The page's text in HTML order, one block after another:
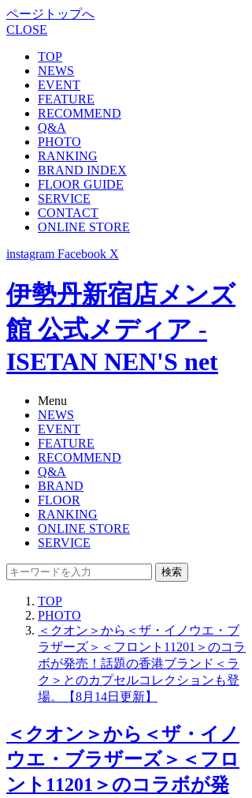
ページトップへ
CLOSE
TOP
NEWS
EVENT
FEATURE
RECOMMEND
Q&A
PHOTO
RANKING
BRAND INDEX
FLOOR GUIDE
SERVICE
CONTACT
ONLINE STORE
instagram Facebook X
伊勢丹新宿店メンズ
館 公式メディア -
ISETAN NEN'S net
Menu
NEWS
EVENT
FEATURE
RECOMMEND
Q&A
BRAND
FLOOR
RANKING
ONLINE STORE
SERVICE
検索
TOP
PHOTO
＜クオン＞から＜ザ・イノウエ・ブ
ラザーズ＞＜フロント11201＞のコラ
ボが発売！話題の香港ブランド＜ラ
ク＞とのカプセルコレクションも登
場。【8月14日更新】
＜クオン＞から＜ザ・イノ
ウエ・ブラザーズ＞＜フロ
ント11201＞のコラボが発